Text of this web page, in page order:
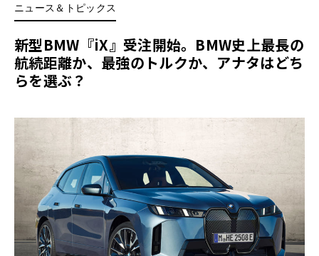
ニュース＆トピックス
新型BMW『iX』受注開始。BMW史上最長の
航続距離か、最強のトルクか、アナタはどち
らを選ぶ？